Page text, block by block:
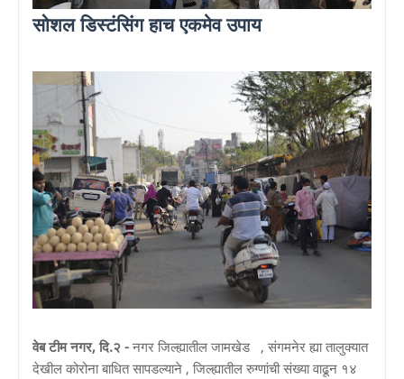
सोशल डिस्टंसिंग हाच एकमेव उपाय
वेब टीम नगर, दि.२ - नगर जिल्ह्यातील जामखेड , संगमनेर ह्या तालुक्यात
देखील कोरोना बाधित सापडल्याने , जिल्ह्यातील रुग्णांची संख्या वाढून १४